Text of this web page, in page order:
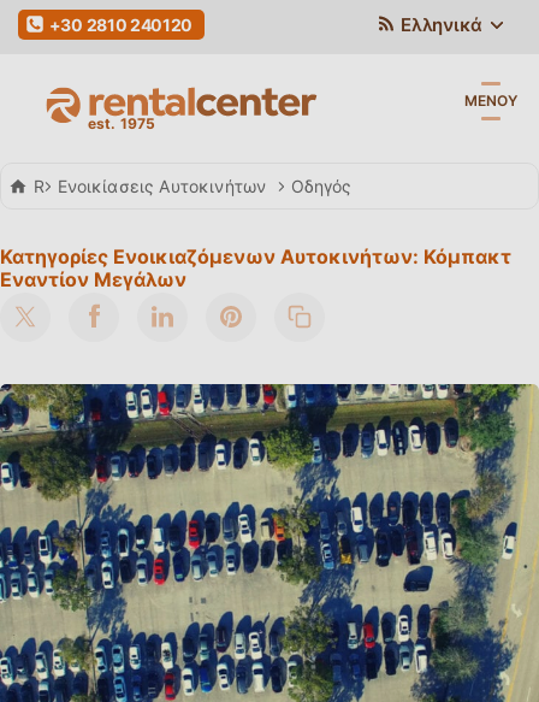
Ελληνικά
+30 2810 240120
ΜΕΝΟΎ
Rent a Car
Ενοικίασεις Αυτοκινήτων Οδηγός
Κατηγορίες Ενοικιαζόμενων Αυτοκινήτων: Κόμπακτ
Εναντίον Μεγάλων